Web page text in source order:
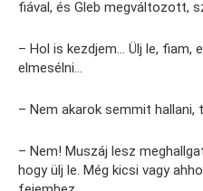
fiával, és Gleb megváltozott,
– Hol is kezdjem… Ülj le, fiam,
elmesélni…
– Nem akarok semmit hallani,
– Nem! Muszáj lesz
hogy ülj le. Még kicsi vagy